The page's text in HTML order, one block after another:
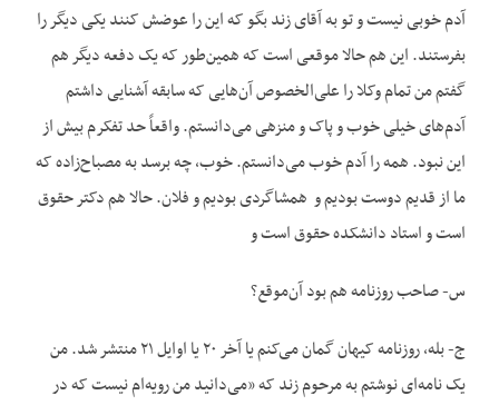
آدم خوبی نیست و تو به آقای زند بگو که این را عوضش کنند یکی دیگر را
بفرستند. این هم حالا موقعی است که همین‌طور که یک دفعه دیگر هم
گفتم من تمام وکلا را علی‌الخصوص آن‌هایی که سابقه آشنایی داشتم
آدم‌های خیلی خوب و پاک و منزهی می‌دانستم. واقعاً حد تفکرم بیش از
این نبود. همه را آدم خوب می‌دانستم. خوب، چه برسد به مصباح‌زاده که
ما از قدیم دوست بودیم و همشاگردی بودیم و فلان. حالا هم دکتر حقوق
است و استاد دانشکده حقوق است و
س- صاحب روزنامه هم بود آن‌موقع؟
ج- بله، روزنامه کیهان گمان می‌کنم یا آخر ۲۰ یا اوایل ۲۱ منتشر شد. من
یک نامه‌ای نوشتم به مرحوم زند که «می‌دانید من رویه‌ام نیست که در